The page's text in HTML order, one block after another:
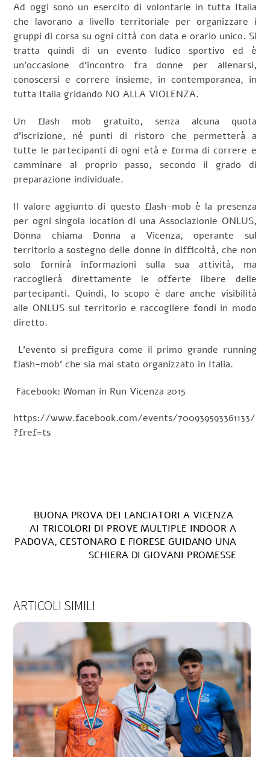
Ad oggi sono un esercito di volontarie in tutta Italia
che lavorano a livello territoriale per organizzare i
gruppi di corsa su ogni città con data e orario unico. Si
tratta quindi di un evento ludico sportivo ed è
un’occasione d’incontro fra donne per allenarsi,
conoscersi e correre insieme, in contemporanea, in
tutta Italia gridando NO ALLA VIOLENZA.
Un flash mob gratuito, senza alcuna quota
d’iscrizione, né punti di ristoro che permetterà a
tutte le partecipanti di ogni età e forma di correre e
camminare al proprio passo, secondo il grado di
preparazione individuale.
Il valore aggiunto di questo flash-mob è la presenza
per ogni singola location di una Associazionie ONLUS,
Donna chiama Donna a Vicenza, operante sul
territorio a sostegno delle donne in difficoltà, che non
solo fornirà informazioni sulla sua attività, ma
raccoglierà direttamente le offerte libere delle
partecipanti. Quindi, lo scopo è dare anche visibilità
alle ONLUS sul territorio e raccogliere fondi in modo
diretto.
L’evento si prefigura come il primo grande running
flash-mob’ che sia mai stato organizzato in Italia.
Facebook: Woman in Run Vicenza 2015
https://www.facebook.com/events/700939593361133/
?fref=ts
BUONA PROVA DEI LANCIATORI A VICENZA
AI TRICOLORI DI PROVE MULTIPLE INDOOR A
PADOVA, CESTONARO E FIORESE GUIDANO UNA
SCHIERA DI GIOVANI PROMESSE
ARTICOLI SIMILI